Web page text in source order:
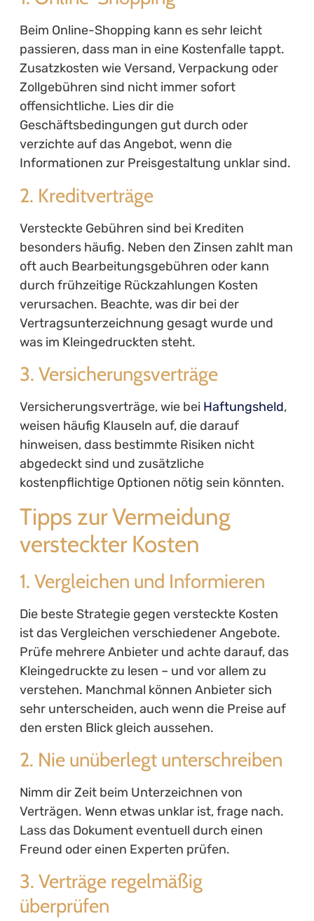
Beim Online-Shopping kann es sehr leicht
passieren, dass man in eine Kostenfalle tappt.
Zusatzkosten wie Versand, Verpackung oder
Zollgebühren sind nicht immer sofort
offensichtliche. Lies dir die
Geschäftsbedingungen gut durch oder
verzichte auf das Angebot, wenn die
Informationen zur Preisgestaltung unklar sind.
2. Kreditverträge
Versteckte Gebühren sind bei Krediten
besonders häufig. Neben den Zinsen zahlt man
oft auch Bearbeitungsgebühren oder kann
durch frühzeitige Rückzahlungen Kosten
verursachen. Beachte, was dir bei der
Vertragsunterzeichnung gesagt wurde und
was im Kleingedruckten steht.
3. Versicherungsverträge
Versicherungsverträge, wie bei Haftungsheld,
weisen häufig Klauseln auf, die darauf
hinweisen, dass bestimmte Risiken nicht
abgedeckt sind und zusätzliche
kostenpflichtige Optionen nötig sein könnten.
Tipps zur Vermeidung
versteckter Kosten
1. Vergleichen und Informieren
Die beste Strategie gegen versteckte Kosten
ist das Vergleichen verschiedener Angebote.
Prüfe mehrere Anbieter und achte darauf, das
Kleingedruckte zu lesen – und vor allem zu
verstehen. Manchmal können Anbieter sich
sehr unterscheiden, auch wenn die Preise auf
den ersten Blick gleich aussehen.
2. Nie unüberlegt unterschreiben
Nimm dir Zeit beim Unterzeichnen von
Verträgen. Wenn etwas unklar ist, frage nach.
Lass das Dokument eventuell durch einen
Freund oder einen Experten prüfen.
3. Verträge regelmäßig
überprüfen